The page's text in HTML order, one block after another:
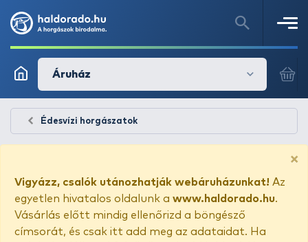
Áruház
Édesvízi horgászatok
×
Vigyázz, csalók utánozhatják webáruházunkat! Az
egyetlen hivatalos oldalunk a www.haldorado.hu.
Vásárlás előtt mindig ellenőrizd a böngésző
címsorát, és csak itt add meg az adataidat. Ha